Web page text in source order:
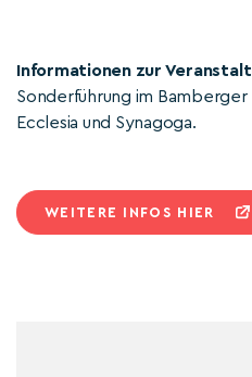
Informationen zur
Sonderführung im Bamberger
Ecclesia und Synagoga.
WEITERE INFOS HIER